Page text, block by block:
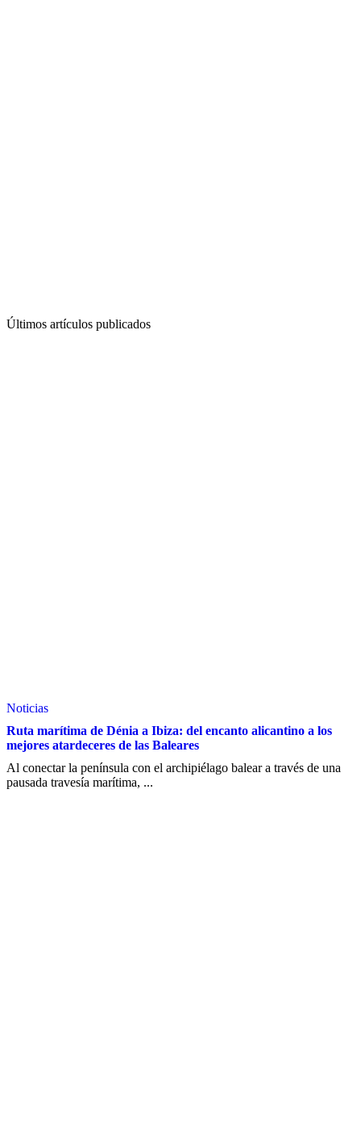
Últimos artículos publicados
Noticias
Ruta marítima de Dénia a Ibiza: del encanto alicantino a los
mejores atardeceres de las Baleares
Al conectar la península con el archipiélago balear a través de una
pausada travesía marítima, ...